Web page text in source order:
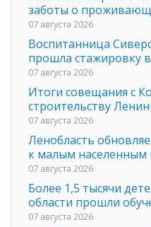
заботы о
07 августа 2026
Воспитанница
прошла стажировку
07 августа 2026
Итоги совещания с
строительству
07 августа 2026
Ленобласть
к малым населенным
07 августа 2026
Более 1,5 тысячи
области прошли
07 августа 2026